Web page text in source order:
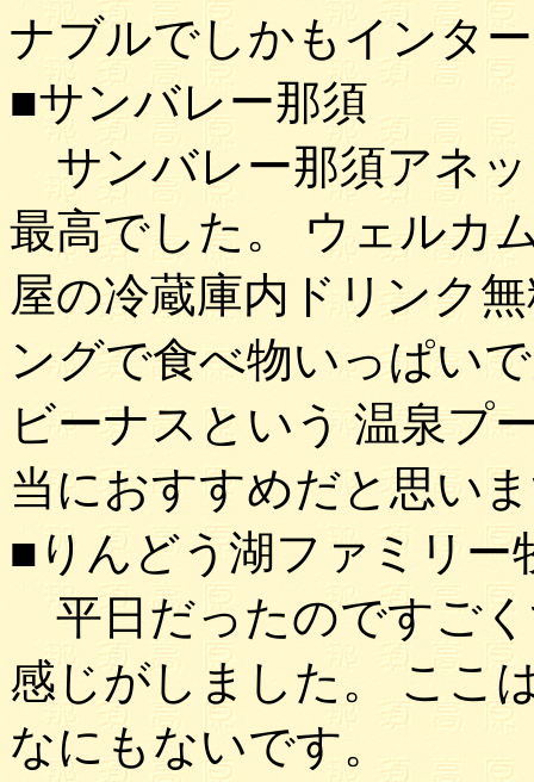
ナブルでしかもインタ
■サンバレー那須
サンバレー那須アネ
最高でした。 ウェルカ
屋の冷蔵庫内ドリンク
ングで食べ物いっぱい
ビーナスという 温泉プ
当におすすめだと思い
■りんどう湖ファミリー
平日だったのですご
感じがしました。 ここ
なにもないです。